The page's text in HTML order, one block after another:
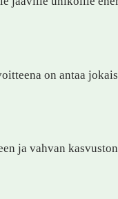
on antaa
ja vahvan